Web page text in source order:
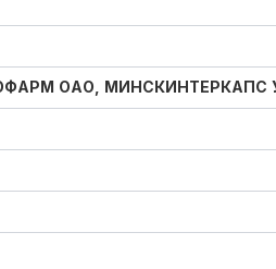
ОАО, МИНСКИНТЕРКАПС